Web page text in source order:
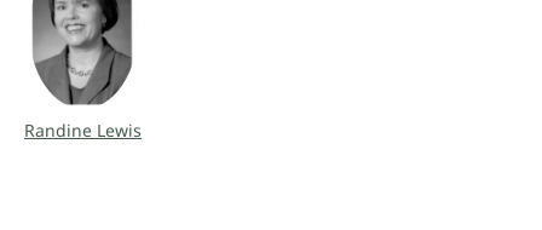
„Eine wunderbare, wegweisende Antwort auf die
verzweifelten Gebete von Tausenden von Frauen mit
Kinderwunsch.“
Bestsellerautorin
Randine Lewis